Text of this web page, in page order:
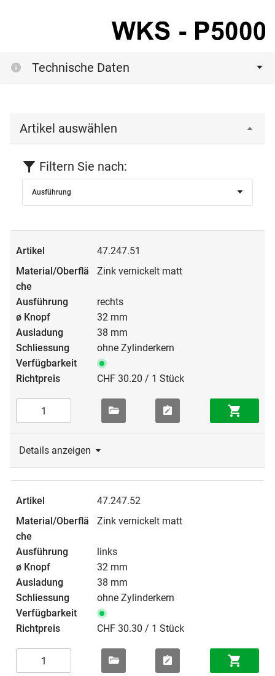
Technische Daten
Artikel auswählen
Filtern Sie nach:
Ausführung
47.247.51
Zink vernickelt matt
rechts
32 mm
38 mm
ohne Zylinderkern
CHF 30.20 / 1 Stück
Details anzeigen
47.247.52
Zink vernickelt matt
links
32 mm
38 mm
ohne Zylinderkern
CHF 30.30 / 1 Stück